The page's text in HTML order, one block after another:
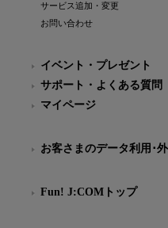
サービス追加・変更
お問い合わせ
イベント・プレゼント
サポート・よくある質問
マイページ
お客さまのデータ利用･
Fun! J:COMトップ